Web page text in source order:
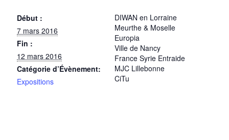
Début :
7 mars 2016
Fin :
12 mars 2016
Catégorie d’Évènement:
Expositions
DIWAN en Lorraine
Meurthe & Moselle
Europia
Ville de Nancy
France Syrie Entraide
MJC Lillebonne
CiTu